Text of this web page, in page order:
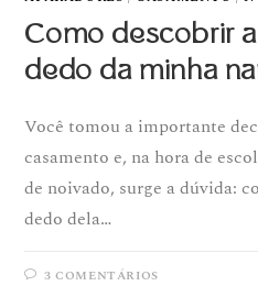
Como descobrir
dedo da minha
Você tomou a importante
casamento e, na hora de
de noivado, surge a dúvida:
dedo dela…
3 COMENTÁRIOS